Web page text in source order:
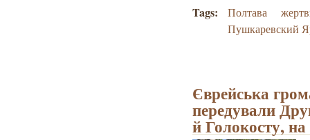
Tags: Полтава
Пушкаревский
Єврейська
передували
й Голокосту, на